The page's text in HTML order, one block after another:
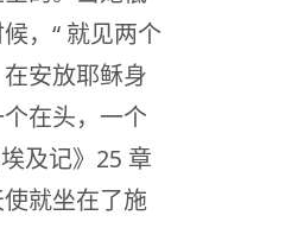
，“ 就见两个
安放耶稣身
在头，一个
及记》25 章
就坐在了施